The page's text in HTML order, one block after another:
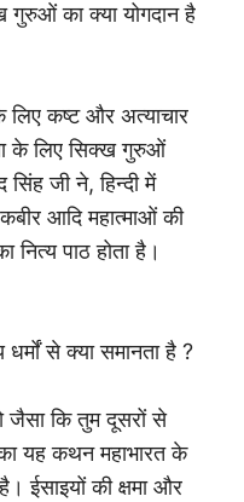
गुरुओं का क्या योगदान है
लिए कष्ट और अत्याचार
के लिए सिक्ख गुरुओं
जी ने, हिन्दी में
आदि महात्माओं की
पाठ होता है।
से क्या समानता है ?
जैसा कि तुम दूसरों से
यह कथन महाभारत के
ईसाइयों की क्षमा और